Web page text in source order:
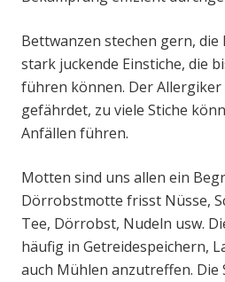
Bettwanzen stechen gern,
stark juckende Einstiche, die
führen können. Der Allergiker
gefährdet, zu viele Stiche
Anfällen führen.
Motten sind uns allen ein
Dörrobstmotte frisst Nüsse,
Tee, Dörrobst, Nudeln usw.
häufig in Getreidespeichern,
auch Mühlen anzutreffen. Die